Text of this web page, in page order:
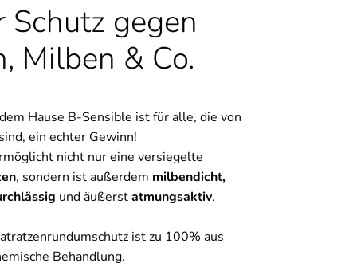
Schutz gegen
Milben & Co.
Hause B-Sensible ist für alle, die von
ein echter Gewinn!
nicht nur eine versiegelte
, sondern ist außerdem milbendicht,
und äußerstatmungsaktiv.
ist zu 100% aus
Behandlung.